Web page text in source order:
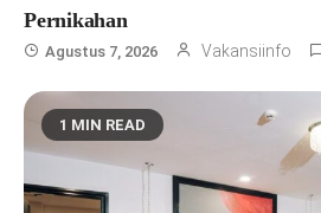
Pernikahan
Agustus 7, 2026 Vakansiinfo
1 MIN READ